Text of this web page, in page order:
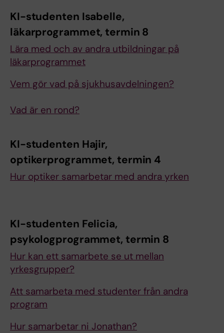
KI-studenten Isabelle,
läkarprogrammet, termin 8
Lära med och av andra utbildningar på
läkarprogrammet
Vem gör vad på sjukhusavdelningen?
Vad är en rond?
KI-studenten Hajir,
optikerprogrammet, termin 4
Hur optiker samarbetar med andra yrken
KI-studenten Felicia,
psykologprogrammet, termin 8
Hur kan ett samarbete se ut mellan
yrkesgrupper?
Att samarbeta med studenter från andra
program
Hur samarbetar ni Jonathan?